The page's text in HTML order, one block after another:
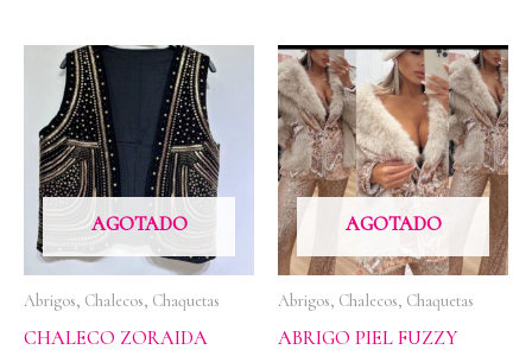
AGOTADO
Abrigos, Chalecos, Chaquetas
CHALECO ZORAIDA
AGOTADO
Abrigos, Chalecos, Chaquetas
ABRIGO PIEL FUZZY